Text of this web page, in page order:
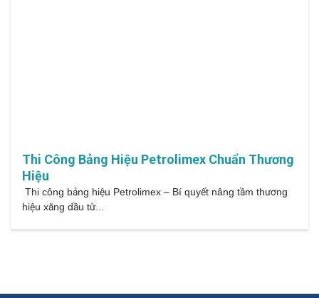
Thi Công Bảng Hiệu Petrolimex Chuẩn Thương
Hiệu
Thi công bảng hiệu Petrolimex – Bí quyết nâng tầm thương
hiệu xăng dầu từ...